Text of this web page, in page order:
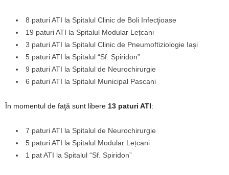
8 paturi ATI la Spitalul Clinic de Boli Infecţioase
19 paturi ATI la Spitalul Modular Lețcani
3 paturi ATI la Spitalul Clinic de Pneumoftiziologie Iași
5 paturi ATI la Spitalul “Sf. Spiridon”
9 paturi ATI la Spitalul de Neurochirurgie
6 paturi ATI la Spitalul Municipal Pascani
În momentul de faţă sunt libere 13 paturi ATI:
7 paturi ATI la Spitalul de Neurochirurgie
5 paturi ATI la Spitalul Modular Lețcani
1 pat ATI la Spitalul “Sf. Spiridon”